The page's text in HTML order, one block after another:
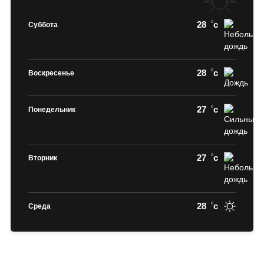
Суббота 28 c
Воскресенье 28 c
Понедельник 27 c
Вторник 27 c
Среда 28 c